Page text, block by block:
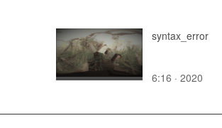
syntax_error
6:16 · 2020